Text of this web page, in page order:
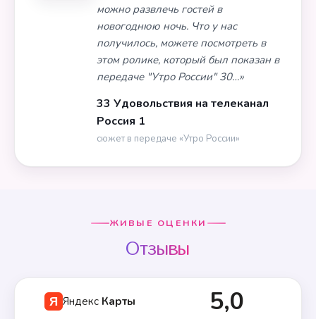
можно развлечь гостей в
новогоднюю ночь. Что у нас
получилось, можете посмотреть в
этом ролике, который был показан в
передаче "Утро России" 30…»
33 Удовольствия на телеканал
Россия 1
сюжет в передаче «Утро России»
ЖИВЫЕ ОЦЕНКИ
Отзывы
Я Яндекс Карты 5,0